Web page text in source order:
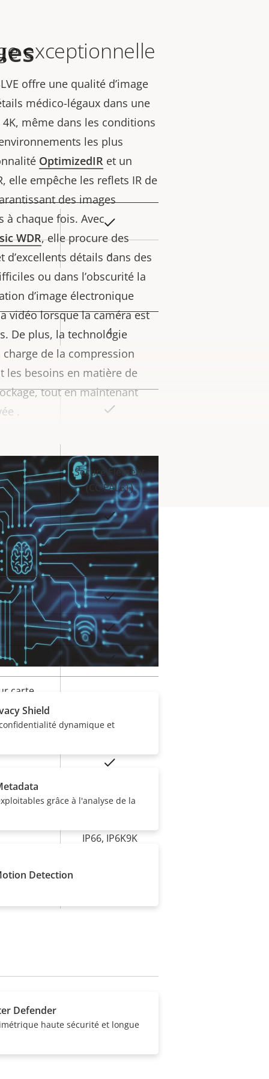
exceptionnelle
offre une qualité d’image
médico-légaux dans une
même dans les conditions
les plus
OptimizedIR et un
elle empêche les reflets IR de
des images
à chaque fois. Avec
WDR, elle procure des
détails dans des
ou dans l’obscurité la
d’image électronique
vidéo lorsque la caméra est
De plus, la technologie
charge de la compression
les besoins en matière de
tout en maintenant
.
–
4
Secure Element
(CC EAL6+)
Oui
Oui
Oui
Oui
carte
le
IK10+
IP66, IP6K9K
et fonctionnalités.
Shield
dynamique et
grâce à l'analyse de la
Detection
Defender
haute sécurité et longue